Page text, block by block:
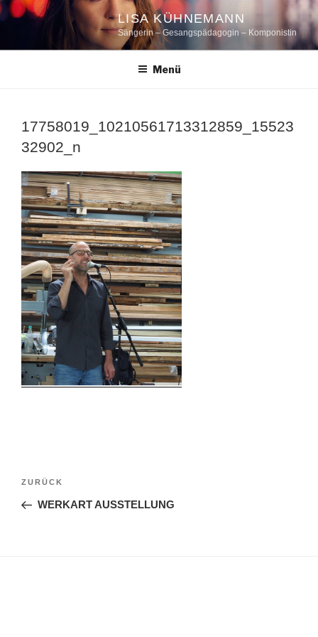
Zum
Inhalt
LISA KÜHNEMANN
Sängerin – Gesangspädagogin – Komponistin
Menü
17758019_10210561713312859_15523
32902_n
Beitragsnavigation
Vorheriger
Beitrag
ZURÜCK
WERKART AUSSTELLUNG